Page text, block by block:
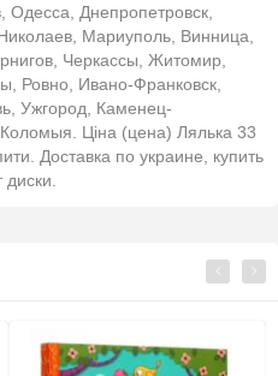
Днепропетровск,
Мариуполь, Винница,
Черкассы, Житомир,
Ровно, Ивано-Франковск,
Ужгород, Каменец-
Ціна (цена) Лялька 33
Доставка по украине, купить